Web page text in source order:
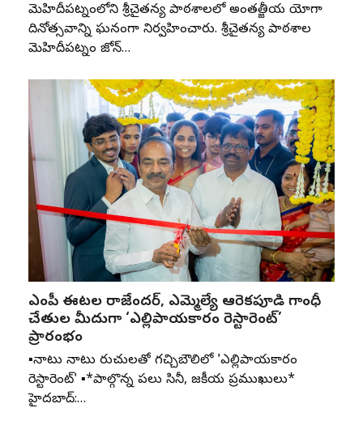
మెహిదీపట్నంలోని శ్రీచైతన్య పాఠశాలలో అంతర్జాతీయ యోగా
దినోత్సవాన్ని ఘనంగా నిర్వహించారు. శ్రీచైతన్య పాఠశాల
మెహిదీపట్నం జోన్‌…
ఎంపీ ఈటల రాజేందర్, ఎమ్మెల్యే ఆరెకపూడి గాంధీ
చేతుల మీదుగా ‘ఎల్లిపాయకారం రెస్టారెంట్’
ప్రారంభం
▪️నాటు నాటు రుచులతో గచ్చిబౌలిలో 'ఎల్లిపాయకారం
రెస్టారెంట్' ▪️*పాల్గొన్న పలు సినీ, రాజకీయ ప్రముఖులు*
హైదరాబాద్:…